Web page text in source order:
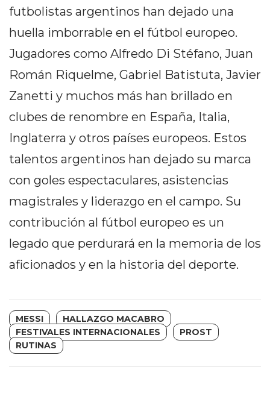
DIARIO
DIARIO
DEPORTIVO
GRUPO
MEDIOS
INFOPBA
PUBLICITÁ
HOY
HORA
CLAVE
NOTICIAS
ROJAS
NOTICIAS
DE
ARRECIFES
NOTICIAS
DE
futbolistas argentinos han dejado una
huella imborrable en el fútbol europeo.
Jugadores como Alfredo Di Stéfano, Juan
Román Riquelme, Gabriel Batistuta, Javier
Zanetti y muchos más han brillado en
clubes de renombre en España, Italia,
Inglaterra y otros países europeos. Estos
talentos argentinos han dejado su marca
con goles espectaculares, asistencias
magistrales y liderazgo en el campo. Su
contribución al fútbol europeo es un
legado que perdurará en la memoria de los
aficionados y en la historia del deporte.
MESSI
HALLAZGO MACABRO
FESTIVALES INTERNACIONALES
PROST
RUTINAS